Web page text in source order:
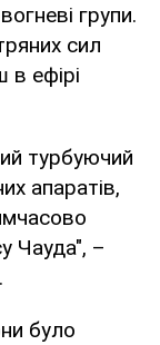
групи.
сил
в ефірі
турбуючий
апаратів,
Чауда", –
було